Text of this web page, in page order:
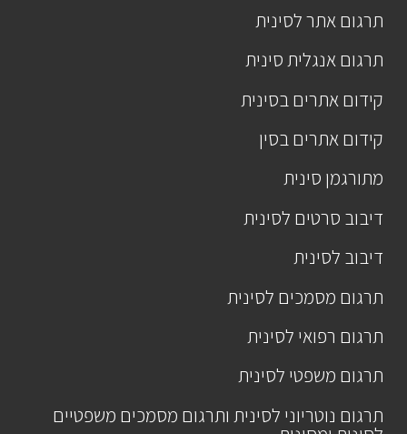
תרגום אתר לסינית
תרגום אנגלית סינית
קידום אתרים בסינית
קידום אתרים בסין
מתורגמן סינית
דיבוב סרטים לסינית
דיבוב לסינית
תרגום מסמכים לסינית
תרגום רפואי לסינית
תרגום משפטי לסינית
תרגום נוטריוני לסינית ותרגום מסמכים משפטיים